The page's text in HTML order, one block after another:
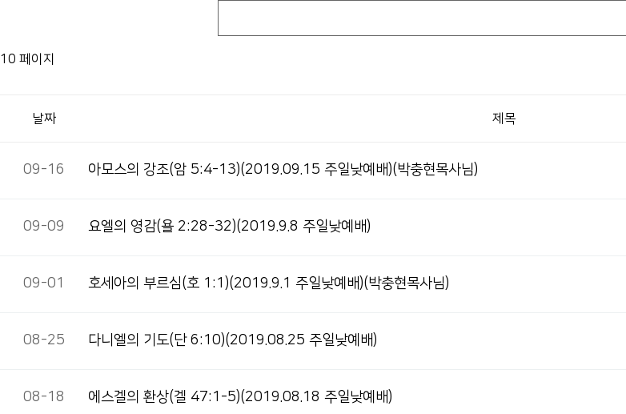
10 페이지
날짜 제목
09-16 아모스의 강조(암 5:4-13)(2019.09.15 주일낮예배)(박충현목사님)
09-09 요엘의 영감(욜 2:28-32)(2019.9.8 주일낮예배)
09-01 호세아의 부르심(호 1:1)(2019.9.1 주일낮예배)(박충현목사님)
08-25 다니엘의 기도(단 6:10)(2019.08.25 주일낮예배)
08-18 에스겔의 환상(겔 47:1-5)(2019.08.18 주일낮예배)